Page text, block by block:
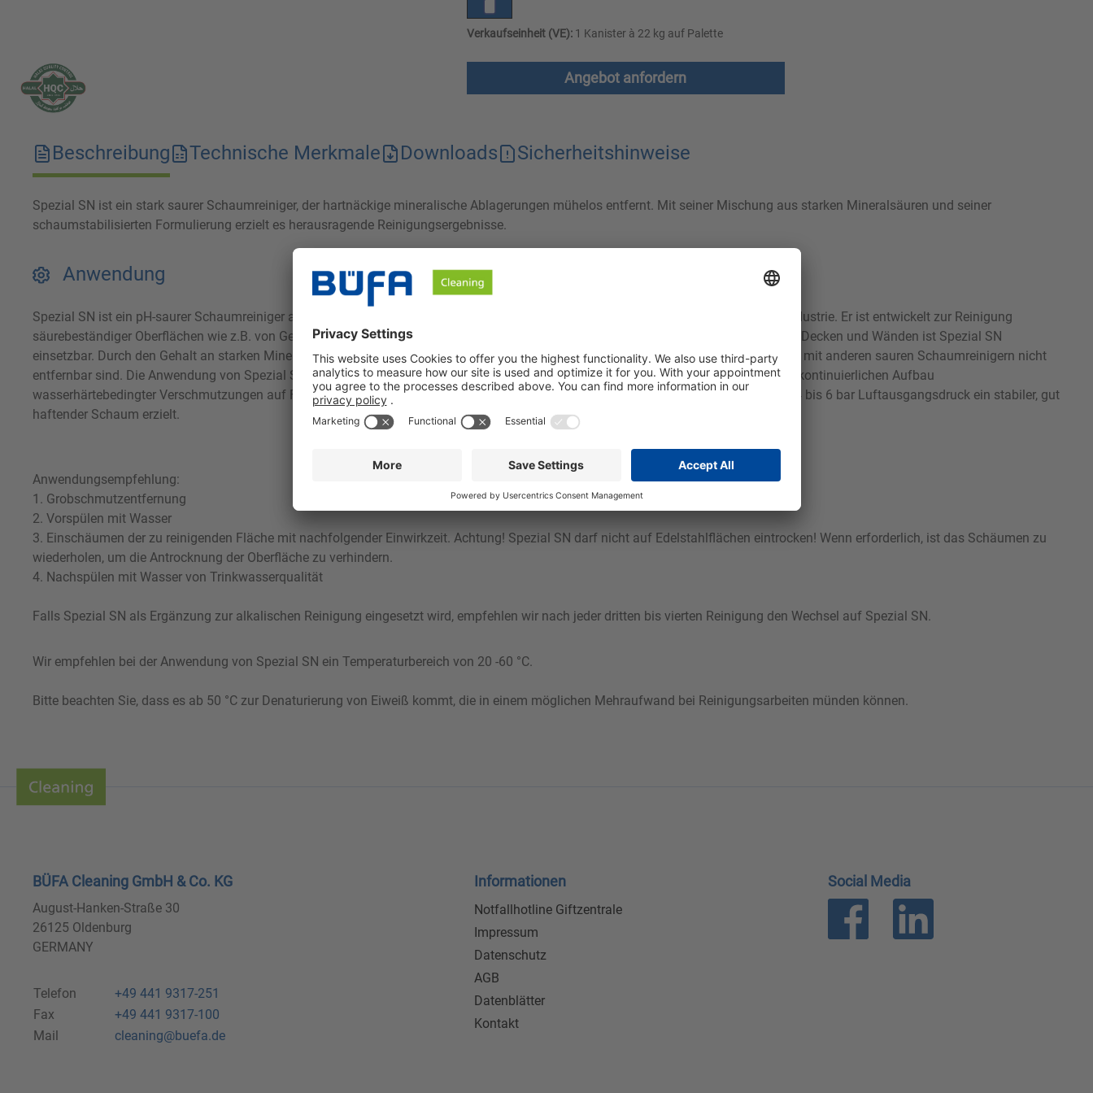
Verkaufseinheit (VE):1 Kanister à 22 kg auf Palette
Angebot anfordern
Beschreibung Technische Merkmale Downloads Sicherheitshinweise
Spezial SN ist ein stark saurer Schaumreiniger, der hartnäckige mineralische Ablagerungen mühelos entfernt. Mit seiner Mischung aus starken Mineralsäuren und seiner
schaumstabilisierten Formulierung erzielt es herausragende Reinigungsergebnisse.
Anwendung
Spezial SN ist ein pH-saurer Schaumreiniger auf Basis eines Mineralsäuregemischs zum Einsatz in der Nahrungs- und Genussmittelindustrie. Er ist entwickelt zur Reinigung
säurebeständiger Oberflächen wie z.B. von Geräten, Behältern, Tanks, Aggregaten und Stellagen aus Edelstahl. Auch auf Türen, Böden, Decken und Wänden ist Spezial SN
einsetzbar. Durch den Gehalt an starken Mineralsäuren löst Spezial SN auch solche hartnäckigen mineralischen Verschmutzungen, die mit anderen sauren Schaumreinigern nicht
entfernbar sind. Die Anwendung von Spezial SN ist eine sinnvolle Ergänzung zum Einsatz eines alkalischen Schaumreinigers, um den kontinuierlichen Aufbau
wasserhärtebedingter Verschmutzungen auf Flächen zu vermeiden. Unter Verwendung eines geeigneten Verschäumsystems wird mit 4 bis 6 bar Luftausgangsdruck ein stabiler, gut
haftender Schaum erzielt.
Anwendungsempfehlung:
1. Grobschmutzentfernung
2. Vorspülen mit Wasser
3. Einschäumen der zu reinigenden Fläche mit nachfolgender Einwirkzeit. Achtung! Spezial SN darf nicht auf Edelstahlflächen eintrocken! Wenn erforderlich, ist das Schäumen zu
wiederholen, um die Antrocknung der Oberfläche zu verhindern.
4. Nachspülen mit Wasser von Trinkwasserqualität
Falls Spezial SN als Ergänzung zur alkalischen Reinigung eingesetzt wird, empfehlen wir nach jeder dritten bis vierten Reinigung den Wechsel auf Spezial SN.
Wir empfehlen bei der Anwendung von Spezial SN ein Temperaturbereich von 20 -60 °C.
Bitte beachten Sie, dass es ab 50 °C zur Denaturierung von Eiweiß kommt, die in einem möglichen Mehraufwand bei Reinigungsarbeiten münden können.
BÜFA Cleaning GmbH & Co. KG
August-Hanken-Straße 30
26125 Oldenburg
GERMANY
Telefon
+49 441 9317-251
Fax
+49 441 9317-100
Mail
cleaning@buefa.de
Informationen
Notfallhotline Giftzentrale
Impressum
Datenschutz
AGB
Datenblätter
Kontakt
Social Media